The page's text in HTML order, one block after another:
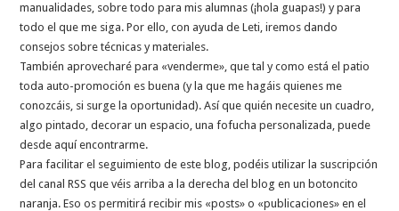
manualidades, sobre todo para mis alumnas (¡hola guapas!) y para
todo el que me siga. Por ello, con ayuda de Leti, iremos dando
consejos sobre técnicas y materiales.
También aprovecharé para «venderme», que tal y como está el patio
toda auto-promoción es buena (y la que me hagáis quienes me
conozcáis, si surge la oportunidad). Así que quién necesite un cuadro,
algo pintado, decorar un espacio, una fofucha personalizada, puede
desde aquí encontrarme.
Para facilitar el seguimiento de este blog, podéis utilizar la suscripción
del canal RSS que véis arriba a la derecha del blog en un botoncito
naranja. Eso os permitirá recibir mis «posts» o «publicaciones» en el